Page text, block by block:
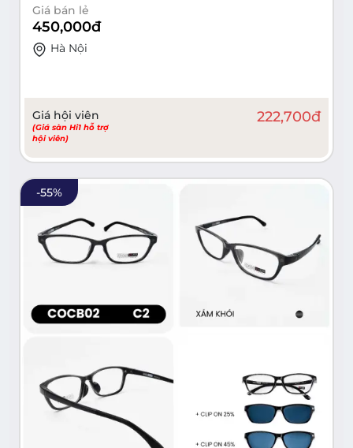
Giá bán lẻ
450,000đ
Hà Nội
Giá hội viên
(Giá sàn Hi1 hỗ trợ
hội viên)
222,700đ
-55%